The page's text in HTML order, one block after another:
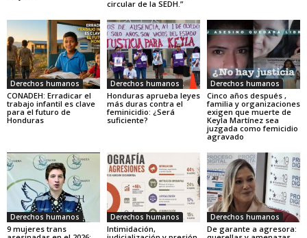
circular de la SEDH.”
Derechos humanos
CONADEH: Erradicar el
trabajo infantil es clave
para el futuro de
Honduras
Derechos humanos
Honduras aprueba leyes
más duras contra el
feminicidio: ¿Será
suficiente?
Derechos humanos
Cinco años después ,
familia y organizaciones
exigen que muerte de
Keyla Martínez sea
juzgada como femicidio
agravado
Derechos humanos
9 mujeres trans
Derechos humanos
Intimidación,
Derechos humanos
De garante a agresora: